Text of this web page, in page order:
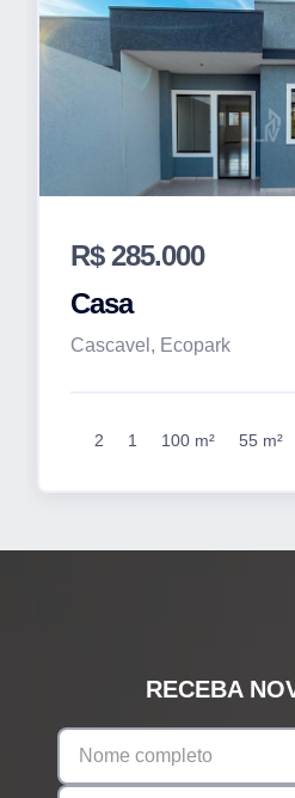
R$ 285.000
Casa
Cascavel, Ecopark
2 1 100 m² 55 m²
RECEBA